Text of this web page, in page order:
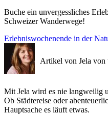
Buche ein unvergessliches
Schweizer Wanderwege!
Erlebniswochenende in der
Artikel von Jela von
Mit Jela wird es nie langweilig
Ob Städtereise oder
Hauptsache es läuft etwas.